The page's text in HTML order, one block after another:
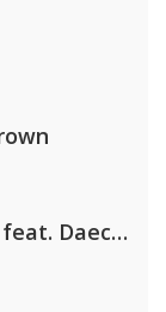
Hugel x Topic x Arash feat. Daecolm